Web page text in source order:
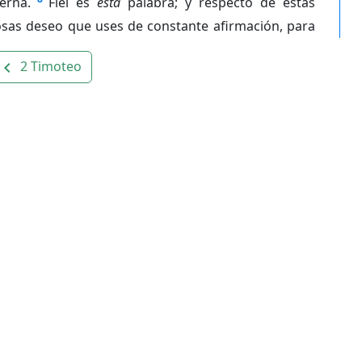
deseo que uses de constante afirmación, para
navigate_before 2 Timoteo